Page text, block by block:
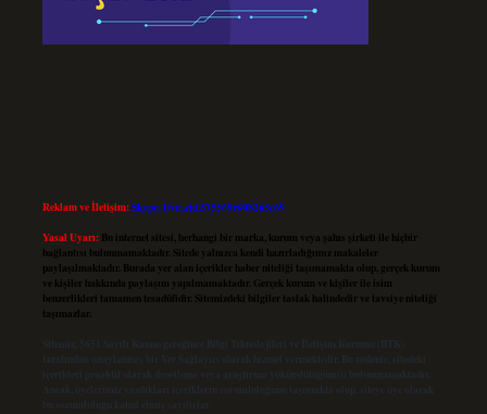
Reklam ve İletişim:Skype: live:.cid.575569c608265c69
Yasal Uyarı: Bu internet sitesi, herhangi bir marka, kurum veya şahıs şirketi ile hiçbir
bağlantısı bulunmamaktadır. Sitede yalnızca kendi hazırladığımız makaleler
paylaşılmaktadır. Burada yer alan içerikler haber niteliği taşımamakta olup, gerçek kurum
ve kişiler hakkında paylaşım yapılmamaktadır. Gerçek kurum ve kişiler ile isim
benzerlikleri tamamen tesadüfidir. Sitemizdeki bilgiler taslak halindedir ve tavsiye niteliği
taşımazlar.
Sitemiz, 5651 Sayılı Kanun gereğince Bilgi Teknolojileri ve İletişim Kurumu (BTK)
tarafından onaylanmış bir Yer Sağlayıcı olarak hizmet vermektedir. Bu nedenle, sitedeki
içerikleri proaktif olarak denetleme veya araştırma yükümlülüğümüz bulunmamaktadır.
Ancak, üyelerimiz yazdıkları içeriklerin sorumluluğunu taşımakta olup, siteye üye olarak
bu sorumluluğu kabul etmiş sayılırlar.